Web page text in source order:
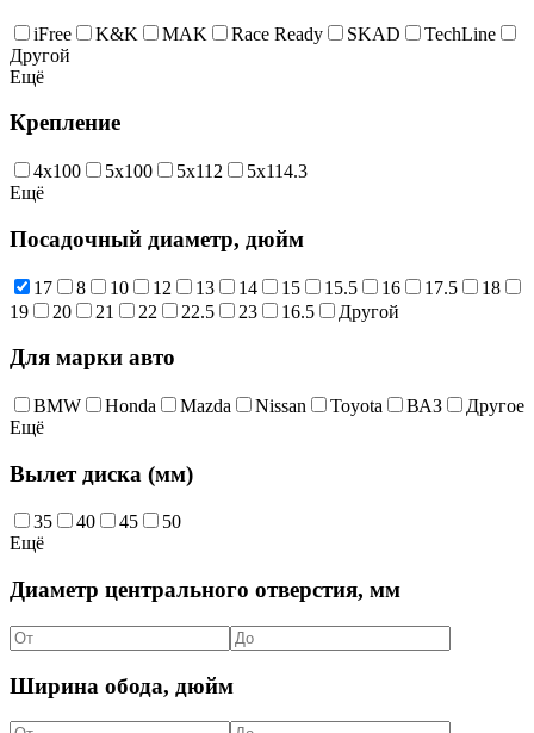
iFree K&K MAK Race Ready SKAD
TechLine
Другой
Ещё
Крепление
4x100 5x100 5x112
5x114.3
Ещё
Посадочный диаметр, дюйм
17 8 10 12 13 14 15 15.5 16 17.5
18
19
20 21 22 22.5 23 16.5 Другой
Для марки авто
BMW Honda Mazda Nissan Toyota ВАЗ
Другое
Ещё
Вылет диска (мм)
35 40 45
50
Ещё
Диаметр центрального отверстия, мм
Ширина обода, дюйм